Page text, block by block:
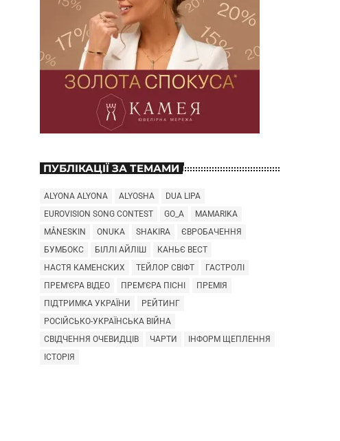
ПУБЛІКАЦІЇ ЗА ТЕМАМИ
ALYONA ALYONA ALYOSHA
DUA LIPA
EUROVISION SONG CONTEST
GO_A
MAMARIKA
MÅNESKIN
ONUKA SHAKIRA
ЄВРОБАЧЕННЯ
БУМБОКС
БІЛЛІ АЙЛІШ
КАНЬЄ ВЕСТ
НАСТЯ КАМЕНСКИХ
ТЕЙЛОР СВІФТ
ГАСТРОЛІ
ПРЕМ'ЄРА ВІДЕО
ПРЕМ'ЄРА ПІСНІ
ПРЕМІЯ
ПІДТРИМКА УКРАЇНИ
РЕЙТИНГ
РОСІЙСЬКО-УКРАЇНСЬКА ВІЙНА
СВІДЧЕННЯ ОЧЕВИДЦІВ
ЧАРТИ
ІНФОРМ ЩЕПЛЕННЯ
ІСТОРІЯ